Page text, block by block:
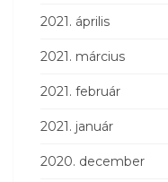
2021. április
2021. március
2021. február
2021. január
2020. december